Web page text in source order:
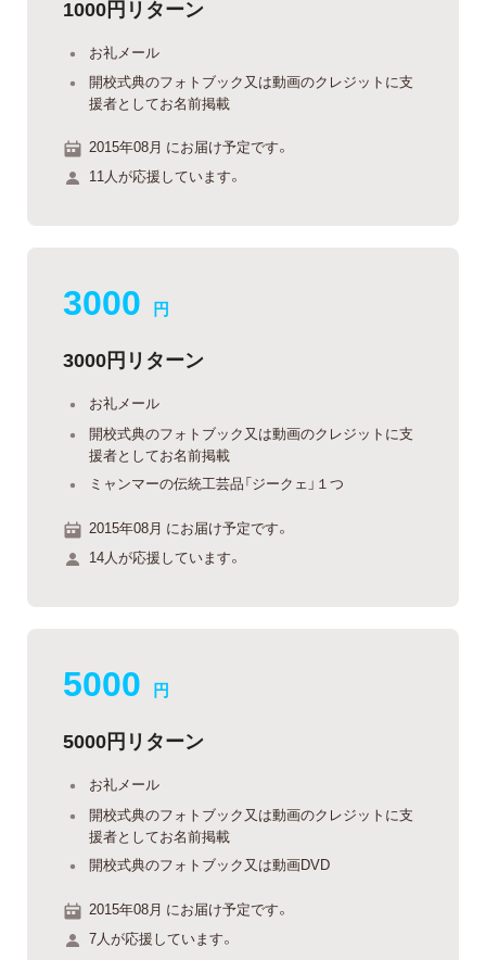
1000円リターン
お礼メール
開校式典のフォトブック又は動画のクレジットに支
援者としてお名前掲載
2015年08月 にお届け予定です。
11人が応援しています。
3000 円
3000円リターン
お礼メール
開校式典のフォトブック又は動画のクレジットに支
援者としてお名前掲載
ミャンマーの伝統工芸品「ジークェ」１つ
2015年08月 にお届け予定です。
14人が応援しています。
5000 円
5000円リターン
お礼メール
開校式典のフォトブック又は動画のクレジットに支
援者としてお名前掲載
開校式典のフォトブック又は動画DVD
2015年08月 にお届け予定です。
7人が応援しています。